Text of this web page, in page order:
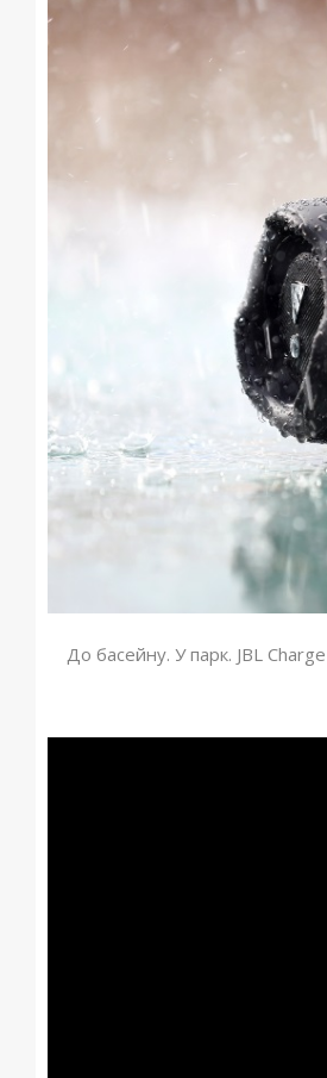
До басейну. У парк. JBL